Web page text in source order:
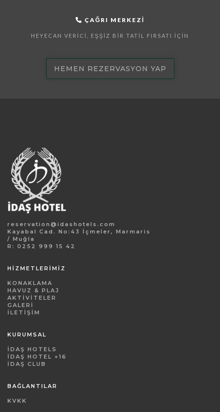
ÇAĞRI MERKEZI
HEYECAN VERICI, EŞŞIZ BIR TATIL FIRSATI İÇIN
HEMEN REZERVASYON YAP
reservation@idashotels.com
Kayabal Cad. No:43 İçmeler, Marmaris
/ Muğla
R: 0252 999 15 42
HİZMETLERİMİZ
KONAKLAMA
HAVUZ & PLAJ
AKTIVITELER
GALERI
İLETIŞIM
KURUMSAL
İDAŞ HOTELS
İDAŞ HOTEL +16
İDAŞ CLUB
BAĞLANTILAR
KVKK